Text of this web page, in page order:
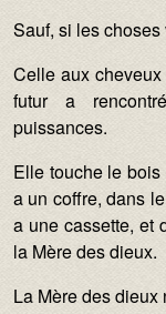
Sauf, si les choses
Celle aux
futur a
puissances.
Elle touche le
a un coffre, dans
a une cassette, et
la Mère des dieux.
La Mère des dieux